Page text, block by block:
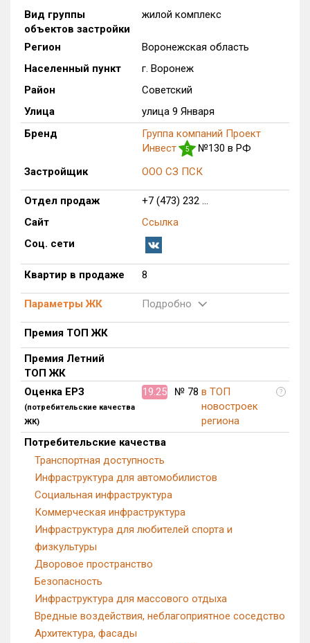
Только новые
Оценка ЕРЗ ЖК
от
Найдено:
Жилых комплексов
Многоквартирных домов
Поселков таунхаусов
Блокированных домов
0 из 53
блоков в БД
Вид группы
объектов застройки
жилой комплекс
Регион
Воронежская область
Населенный пункт
г. Воронеж
Район
Советский
Улица
улица 9 Января
Бренд
Группа компаний Проект
Инвест
5
№130 в РФ
Застройщик
ООО СЗ ПСК
Отдел продаж
+7 (473) 232 ...
Сайт
Ссылка
Соц. сети
Квартир в продаже 8
Параметры ЖК Подробно
Премия ТОП ЖК
Премия Летний
ТОП ЖК
Оценка ЕРЗ
(потребительские качества
ЖК)
19.25 № 78 в ТОП
новостроек
региона
?
Потребительские качества
Транспортная доступность
Инфраструктура для автомобилистов
Социальная инфраструктура
Коммерческая инфраструктура
Инфраструктура для любителей спорта и
физкультуры
Дворовое пространство
Безопасность
Инфраструктура для массового отдыха
Вредные воздействия, неблагоприятное соседство
Архитектура, фасады